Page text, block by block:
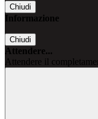
Chiudi
Informazione
Chiudi
Attendere...
Attendere il